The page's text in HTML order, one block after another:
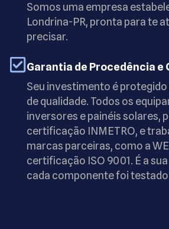
Somos uma empresa
Londrina-PR, pronta para te
precisar.
Garantia de Procedência e
Seu investimento é protegido
de qualidade. Todos os
inversores e painéis solares,
certificação INMETRO, e
marcas parceiras, como a
certificação ISO 9001. É a
cada componente foi